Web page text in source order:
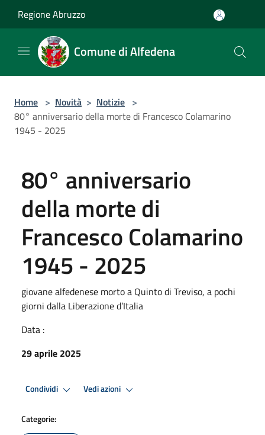
Regione Abruzzo
Comune di Alfedena
Home > Novità > Notizie >
80° anniversario della morte di Francesco Colamarino
1945 - 2025
80° anniversario
della morte di
Francesco Colamarino
1945 - 2025
giovane alfedenese morto a Quinto di Treviso, a pochi
giorni dalla Liberazione d’Italia
Data :
29 aprile 2025
Condividi Vedi azioni
Categorie: